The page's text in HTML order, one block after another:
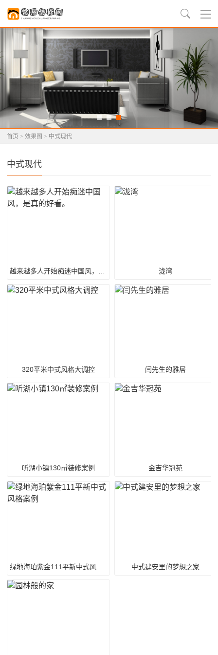
首页 > 效果图 > 中式现代
中式现代
泷湾
320平米中式风格大调控 闫先生的雅居
听湖小镇130㎡装修案例 金吉华冠苑
中式建安里的梦想之家